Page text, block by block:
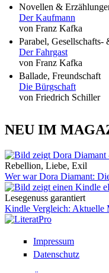
Novellen &
Der Kaufmann
von Franz Kafka
Parabel,
Der Fahrgast
von Franz Kafka
Ballade, Freundschaft
Die Bürgschaft
von Friedrich Schiller
NEU IM
Rebellion, Liebe, Exil
Wer war Dora Diamant:
Lesegenuss garantiert
Kindle Vergleich: Aktuelle
Impressum
Datenschutz